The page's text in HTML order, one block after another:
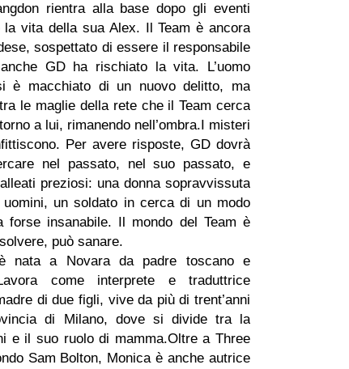
rientra alla base dopo gli eventi
la vita della sua Alex. Il Team è ancora
sospettato di essere il responsabile
GD ha rischiato la vita. L’uomo
è macchiato di un nuovo delitto, ma
le maglie della rete che il Team cerca
a lui, rimanendo nell’ombra.I misteri
Per avere risposte, GD dovrà
nel passato, nel suo passato, e
preziosi: una donna sopravvissuta
un soldato in cerca di un modo
forse insanabile. Il mondo del Team è
può sanare.
nata a Novara da padre toscano e
come interprete e traduttrice
di due figli, vive da più di trent’anni
di Milano, dove si divide tra la
e il suo ruolo di mamma.Oltre a Three
Sam Bolton, Monica è anche autrice